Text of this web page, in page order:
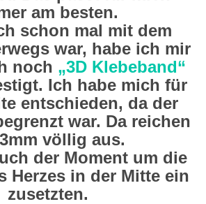
am besten.
schon mal mit dem
war, habe ich mir
noch „3D Klebeband“
Ich habe mich für
entschieden, da der
war. Da reichen
völlig aus.
der Moment um die
Herzes in der Mitte ein
zusetzten.